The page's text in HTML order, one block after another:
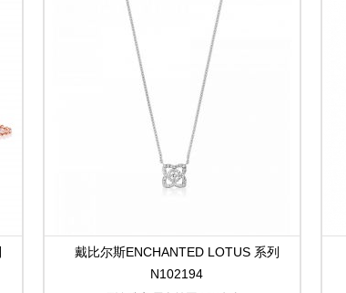
戴比尔斯ENCHANTED LOTUS 系列
N102194